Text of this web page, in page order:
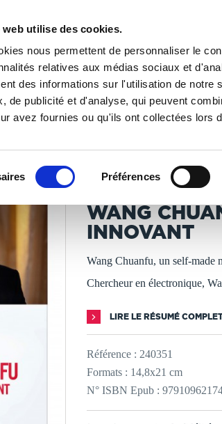
web utilise des cookies.
nous permettent de personnaliser le
relatives aux médias sociaux et
des informations sur l'utilisation de notre
de publicité et d'analyse, qui peuvent
avez fournies ou qu'ils ont collectées lors
Préférences
SELLER
PUBLIER UN LIVRE
Entreprise / WANG CHUANFU : CRÉATEUR
LES LIVRES SONT IMPRIMÉS À LA
WANG
INNOVANT
Wang Chuanfu, un self-made
Chercheur en électronique,
LIRE LE RÉSUMÉ
Référence : 240351
Formats : 14,8x21 cm
N° ISBN Epub :